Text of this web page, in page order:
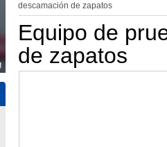
descamación de zapatos
Equipo de
de zapatos